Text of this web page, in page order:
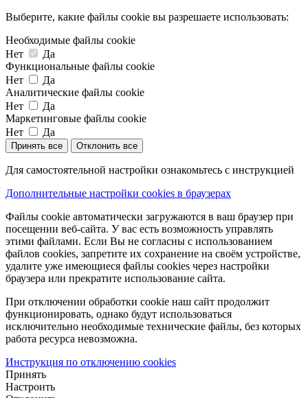
Выберите, какие файлы cookie вы разрешаете использовать:
Необходимые файлы cookie
Нет
Да
Функциональные файлы cookie
Нет
Да
Аналитические файлы cookie
Нет
Да
Маркетинговые файлы cookie
Нет
Да
Принять все Отклонить все
Для самостоятельной настройки ознакомьтесь с инструкцией
Дополнительные настройки cookies в браузерах
Файлы cookie автоматически загружаются в ваш браузер при
посещении веб-сайта. У вас есть возможность управлять
этими файлами. Если Вы не согласны с использованием
файлов cookies, запретите их сохранение на своём устройстве,
удалите уже имеющиеся файлы cookies через настройки
браузера или прекратите использование сайта.
При отключении обработки cookie наш сайт продолжит
функционировать, однако будут использоваться
исключительно необходимые технические файлы, без которых
работа ресурса невозможна.
Инструкция по отключению cookies
Принять
Настроить